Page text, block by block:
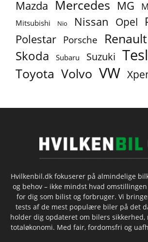
Mazda Mercedes MG
Mitsubishi Nio Nissan Opel
Polestar Porsche Renault
Skoda Subaru Suzuki
Toyota Volvo VW
Hvilkenbil.dk fokuserer på almindelige
og behov – ikke mindst hvad
for dig som bilist og forbruger. Vi
tests af de mest populære biler på det
holder dig opdateret om bilers
totaløkonomi. Med fair, fordomsfri og